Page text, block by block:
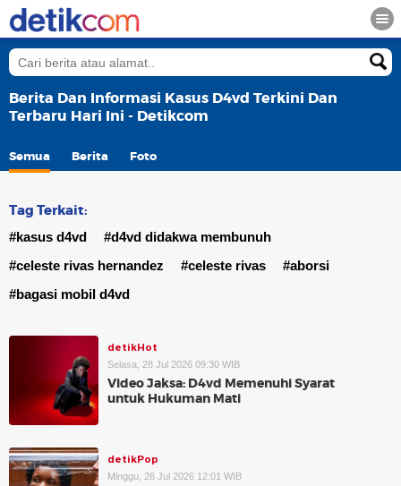
Berita Dan Informasi Kasus D4vd Terkini Dan
Terbaru Hari Ini - Detikcom
Semua Berita Foto
Tag Terkait:
#kasus d4vd
#d4vd didakwa membunuh
#celeste rivas hernandez
#celeste rivas
#aborsi
#bagasi mobil d4vd
detikHot
Selasa, 28 Jul 2026 09:30 WIB
Video Jaksa: D4vd Memenuhi Syarat
untuk Hukuman Mati
detikPop
Minggu, 26 Jul 2026 12:01 WIB